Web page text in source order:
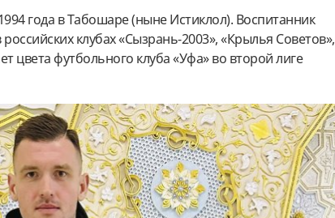
года в Табошаре (ныне Истиклол). Воспитанник
клубах «Сызрань-2003», «Крылья Советов»,
футбольного клуба «Уфа» во второй лиге